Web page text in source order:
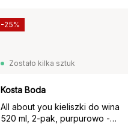
Zostało kilka sztuk
Kosta Boda
All about you kieliszki do wina
520 ml, 2‑pak, purpurowo -
-25%